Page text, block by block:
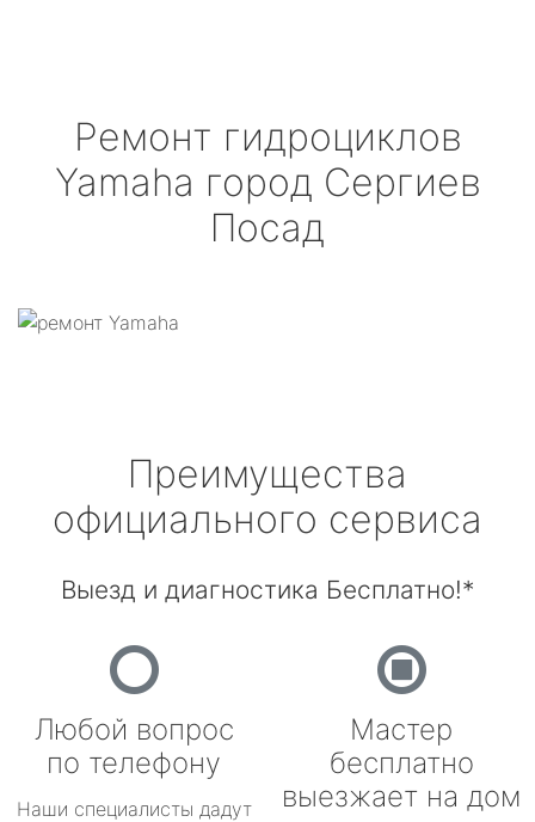
Ремонт гидроциклов
Yamaha город Сергиев
Посад
Преимущества
официального сервиса
Выезд и диагностика Бесплатно!*
Любой вопрос
по телефону
Наши специалисты дадут
Мастер
бесплатно
выезжает на дом